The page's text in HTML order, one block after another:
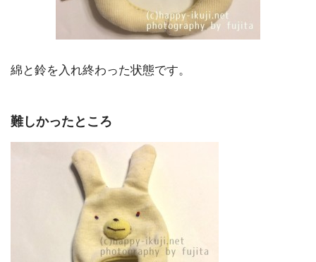
綿と鈴を入れ終わった状態です。
難しかったところ